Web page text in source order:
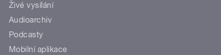
Živé vysílání
Audioarchiv
Podcasty
Mobilní aplikace